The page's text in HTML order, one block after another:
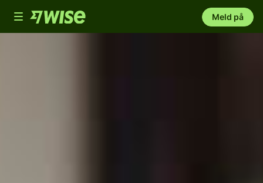
Toggle
navigation
Meld på